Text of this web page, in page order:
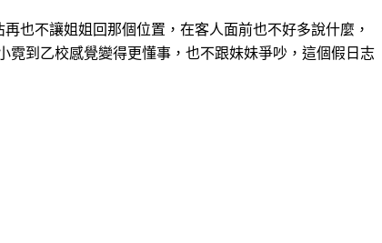
也不讓姐姐回那個位置，在客人面前也不好多說什麼，
到乙校感覺變得更懂事，也不跟妹妹爭吵，這個假日志